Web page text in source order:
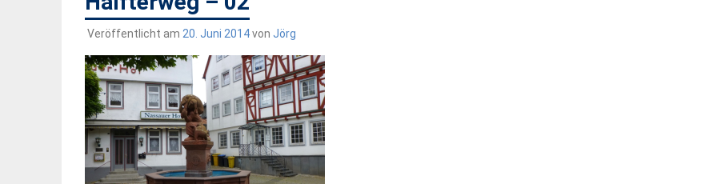
Veröffentlicht am 20. Juni 2014von Jörg